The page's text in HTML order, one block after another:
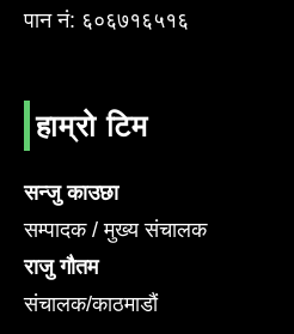
पान नं: ६०६७१६५१६
हाम्रो टिम
सन्जु काउछा
सम्पादक / मुख्य संचालक
राजु गौतम
संचालक/काठमाडौं